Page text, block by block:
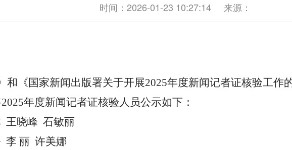
时间：2026-01-23 10:27:14 来源：
和《国家新闻出版署关于开展2025年度新闻记者证核验工作
5年度新闻记者证核验人员公示如下：
王晓峰 石敏丽
李 丽 许美娜